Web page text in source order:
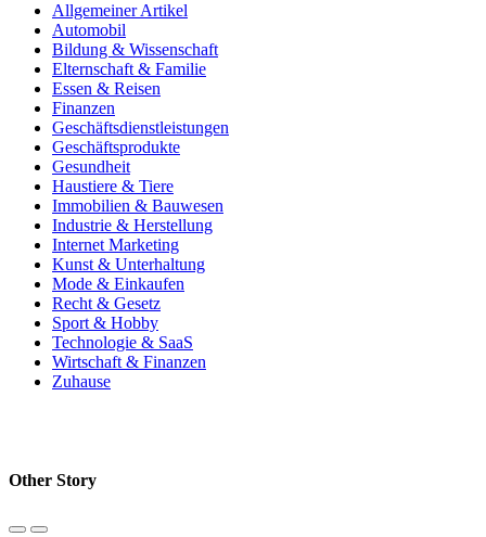
Allgemeiner Artikel
Automobil
Bildung & Wissenschaft
Elternschaft & Familie
Essen & Reisen
Finanzen
Geschäftsdienstleistungen
Geschäftsprodukte
Gesundheit
Haustiere & Tiere
Immobilien & Bauwesen
Industrie & Herstellung
Internet Marketing
Kunst & Unterhaltung
Mode & Einkaufen
Recht & Gesetz
Sport & Hobby
Technologie & SaaS
Wirtschaft & Finanzen
Zuhause
Other Story